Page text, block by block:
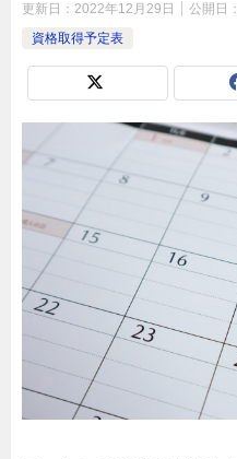
更新日： 2022年12月29日 公開日：
資格取得予定表